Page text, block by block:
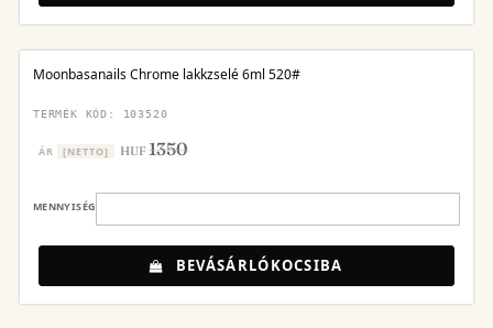
Moonbasanails Chrome lakkzselé 6ml 520#
TERMÉK KÓD: 103520
ÁR [NETTO] HUF1350
MENNYISÉG
BEVÁSÁRLÓKOCSIBA